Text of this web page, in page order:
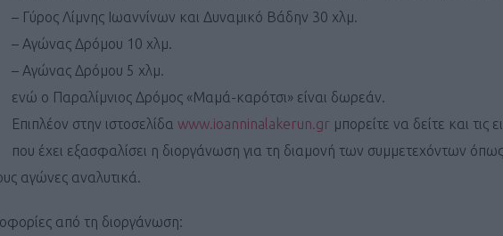
– Γύρος Λίμνης Ιωαννίνων και Δυναμικό Βάδην 30 χλμ.
– Αγώνας Δρόμου 10 χλμ.
– Αγώνας Δρόμου 5 χλμ.
ενώ ο Παραλίμνιος Δρόμος «Μαμά-καρότσι» είναι δωρεάν.
Επιπλέον στην ιστοσελίδα www.ioanninalakerun.gr μπορείτε να δείτε και τις
που έχει εξασφαλίσει η διοργάνωση για τη διαμονή των συμμετεχόντων όπως
αγώνες αναλυτικά.
από τη διοργάνωση: